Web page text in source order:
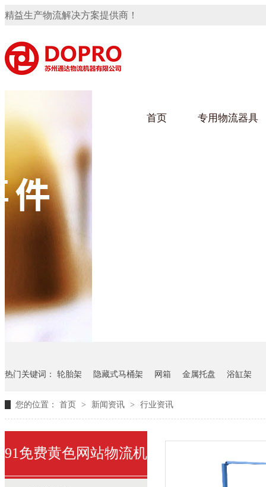
精益生产物流解决方案提供商！
首页 专用物流器具
91免费观看视频架
变速箱托盘
发动机料架
仪表盘料架
手推车
气瓶料架
隐藏式马桶水箱支架
汽车行业
卫浴行业
热门关键词： 轮胎架 隐藏式马桶架 网箱 金属托盘 浴缸架
您的位置： 首页 > 新闻资讯 > 行业资讯
91免费黄色网站物流机